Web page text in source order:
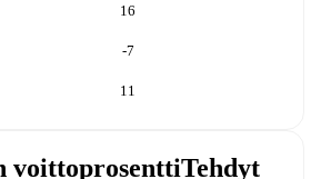
16
-7
11
voittoprosenttiTehdyt